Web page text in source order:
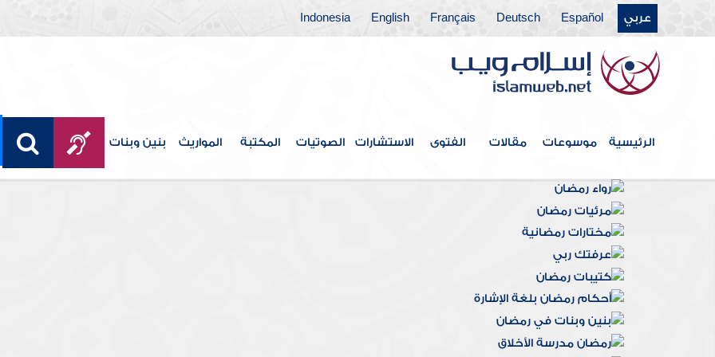
عربي Español
Deutsch
Français
English
Indonesia
الرئيسية موسوعات مقالات الفتوى الاستشارات الصوتيات المكتبة المواريث بنين وبنات